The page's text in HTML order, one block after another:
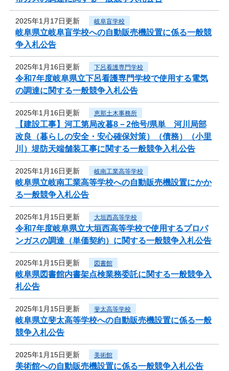
2025年1月17日更新 岐阜盲学校
岐阜県立岐阜盲学校への自動販売機設置に係る一般競
争入札公告
2025年1月16日更新 下呂看護専門学校
令和7年度岐阜県立下呂看護専門学校で使用する電気
の調達に関する一般競争入札公告
2025年1月16日更新 恵那土木事務所
【建設工事】河工第局改暮8－2他号/県単 河川局部
改良（暮らしの安全・安心確保対策）（債務）（小里
川）堤防天端舗装工事に関する一般競争入札公告
2025年1月16日更新 岐南工業高等学校
岐阜県立岐南工業高等学校への自動販売機設置にかか
る一般競争入札公告
2025年1月15日更新 大垣西高等学校
令和7年度岐阜県立大垣西高等学校で使用するプロパ
ンガスの調達（単価契約）に関する一般競争入札公告
2025年1月15日更新 図書館
岐阜県図書館内書架点検業務委託に関する一般競争入
札公告
2025年1月15日更新 斐太高等学校
岐阜県立斐太高等学校への自動販売機設置に係る一般
競争入札公告
2025年1月15日更新 美術館
美術館への自動販売機設置に係る一般競争入札公告